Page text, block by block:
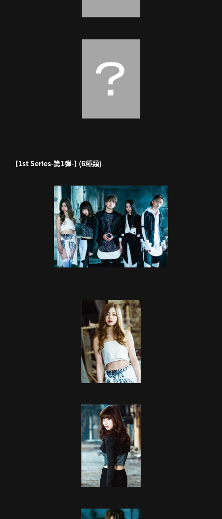
【1st Series-第1弾-】 (6種類)